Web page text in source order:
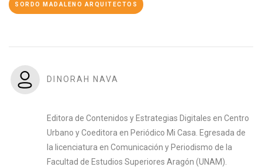
SORDO MADALENO ARQUITECTOS
DINORAH NAVA
Editora de Contenidos y Estrategias Digitales en Centro
Urbano y Coeditora en Periódico Mi Casa. Egresada de
la licenciatura en Comunicación y Periodismo de la
Facultad de Estudios Superiores Aragón (UNAM).